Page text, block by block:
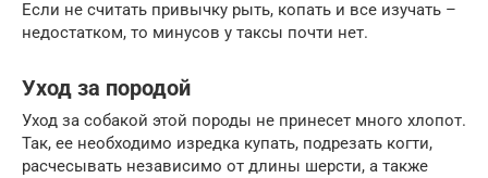
Если не считать привычку рыть, копать и все изучать –
недостатком, то минусов у таксы почти нет.
Уход за породой
Уход за собакой этой породы не принесет много хлопот.
Так, ее необходимо изредка купать, подрезать когти,
расчесывать независимо от длины шерсти, а также